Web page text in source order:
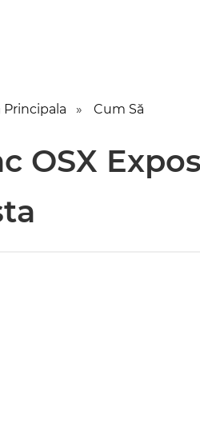
Principala Cum Să
OSX